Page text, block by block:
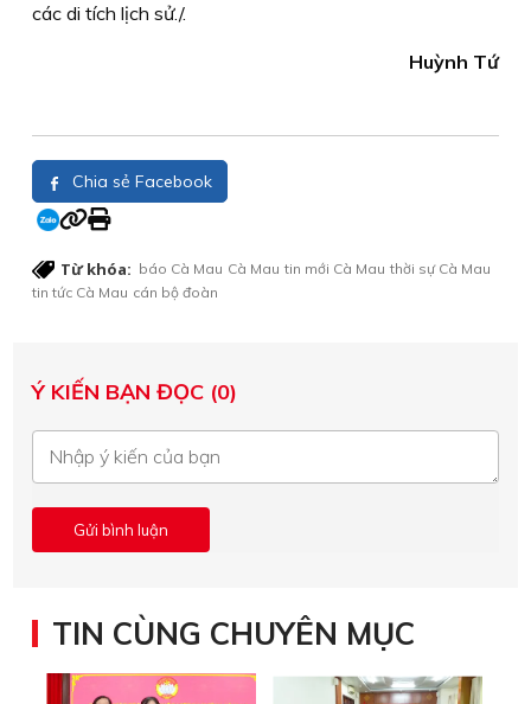
các di tích lịch sử./.
Huỳnh Tứ
Chia sẻ Facebook
Từ khóa: báo Cà Mau Cà Mau tin mới Cà Mau thời sự Cà Mau
tin tức Cà Mau cán bộ đoàn
Ý KIẾN BẠN ĐỌC (0)
TIN CÙNG CHUYÊN MỤC